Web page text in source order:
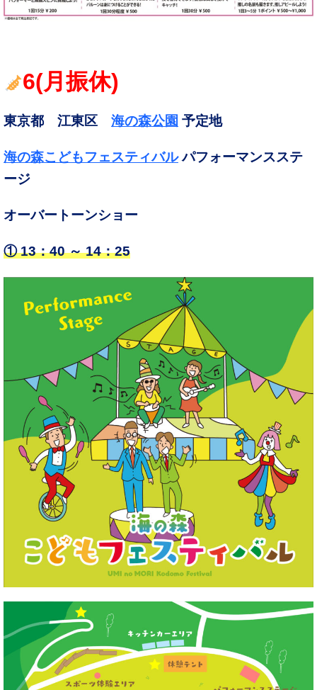
6(月振休)
東京都 江東区 海の森公園 予定地
海の森こどもフェスティバルパフォーマンスステ
ージ
オーバートーンショー
①13：40 ～ 14：25